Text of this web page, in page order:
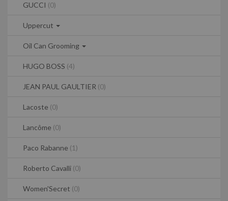
GUCCI (0)
Uppercut
Oil Can Grooming
HUGO BOSS (4)
JEAN PAUL GAULTIER (0)
Lacoste (0)
Lancôme (0)
Paco Rabanne (1)
Roberto Cavalli (0)
Women'Secret (0)